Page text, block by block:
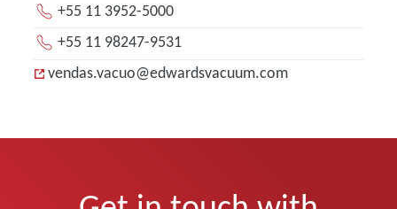
+55 11 3952-5000
+55 11 98247-9531
vendas.vacuo@edwardsvacuum.com